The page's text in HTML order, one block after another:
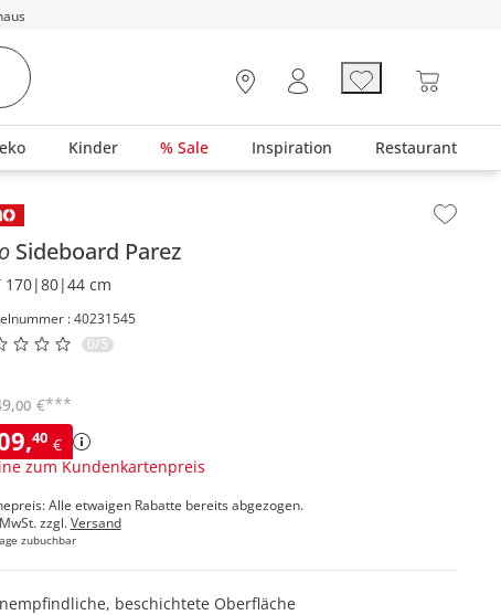
Kinder % Sale Inspiration Restaurant
der Seitenleiste überspringen - Zum Seitenende
Sideboard Parez
170|80|44 cm
: 40231545
0/5
,40 €
zum Kundenkartenpreis
,00 €***
Alle etwaigen Rabatte bereits abgezogen.
zzgl.Versand
zubuchbar
beschichtete Oberfläche